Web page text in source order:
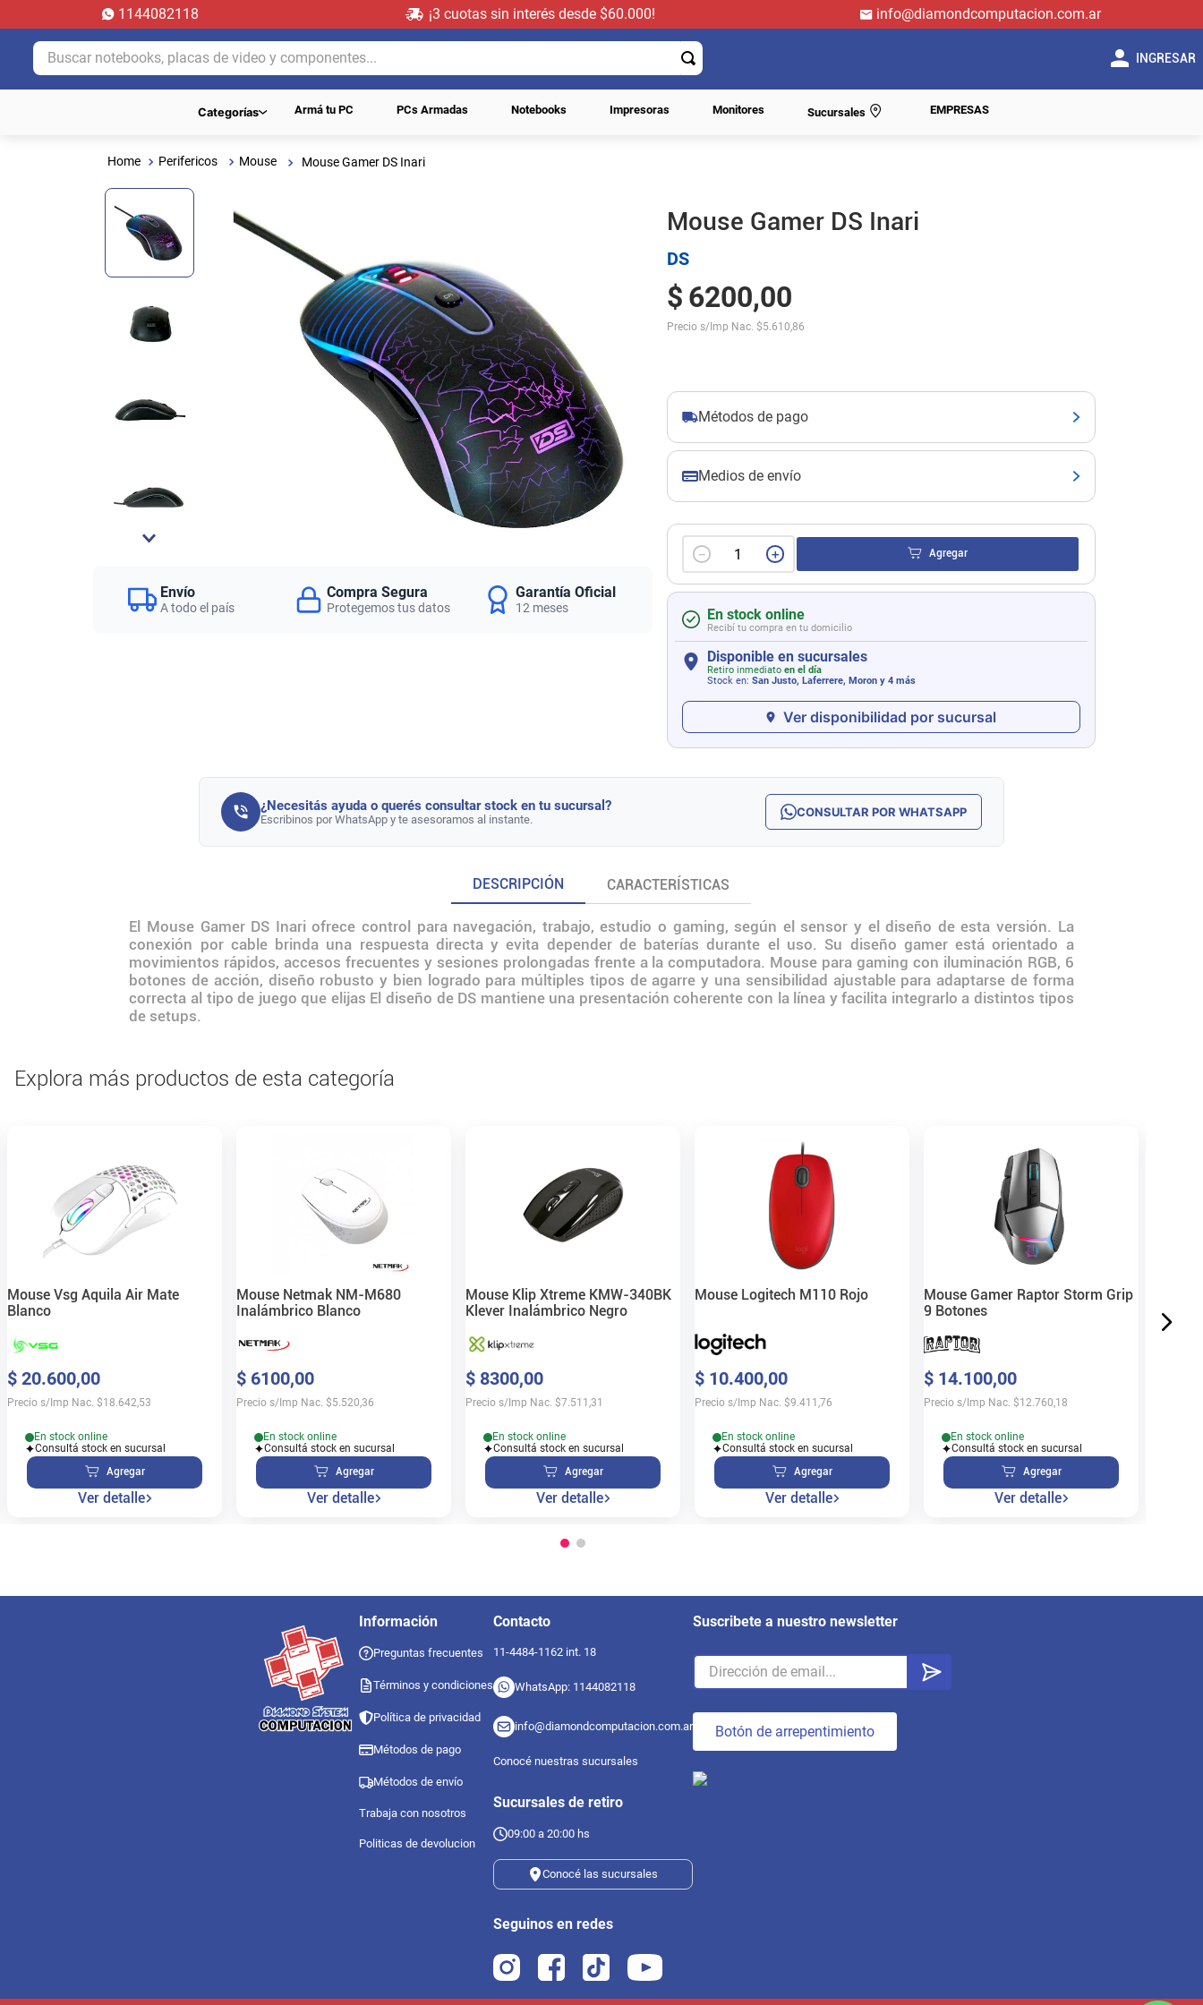
1144082118 ¡3 cuotas sin interés desde $60.000!
info@diamondcomputacion.com.ar
Buscar notebooks, placas de video y componentes...
INGRESAR
Categorías Armá tu PC PCs Armadas Notebooks Impresoras Monitores Sucursales EMPRESAS
Perifericos Mouse Mouse Gamer DS Inari
Envío
A todo el país
Compra Segura
Protegemos tus datos
Garantía Oficial
12 meses
Mouse Gamer DS Inari
DS
$ 6200,00
Precio s/Imp Nac. $5.610,86
Métodos de pago
Medios de envío
＋
－ Agregar
En stock online
Recibí tu compra en tu domicilio
Disponible en sucursales
Retiro inmediato en el día
Stock en: San Justo, Laferrere, Morony 4 más
Ver disponibilidad por sucursal
¿Necesitás ayuda o querés consultar stock en tu sucursal?
Escribinos por WhatsApp y te asesoramos al instante. CONSULTAR POR WHATSAPP
DESCRIPCIÓN CARACTERÍSTICAS
El Mouse Gamer DS Inari ofrece control para navegación, trabajo, estudio o gaming, según el sensor y el diseño de esta versión. La
conexión por cable brinda una respuesta directa y evita depender de baterías durante el uso. Su diseño gamer está orientado a
movimientos rápidos, accesos frecuentes y sesiones prolongadas frente a la computadora. Mouse para gaming con iluminación RGB, 6
botones de acción, diseño robusto y bien logrado para múltiples tipos de agarre y una sensibilidad ajustable para adaptarse de forma
correcta al tipo de juego que elijas El diseño de DS mantiene una presentación coherente con la línea y facilita integrarlo a distintos tipos
de setups.
Explora más productos de esta categoría
Mouse Vsg Aquila Air Mate
Blanco
$ 20.600,00
Precio s/Imp Nac. $18.642,53
En stock online
Consultá stock en sucursal
Agregar
Ver detalle
Mouse Netmak NM-M680
Inalámbrico Blanco
$ 6100,00
Precio s/Imp Nac. $5.520,36
En stock online
Consultá stock en sucursal
Agregar
Ver detalle
Mouse Klip Xtreme KMW-340BK
Klever Inalámbrico Negro
$ 8300,00
Precio s/Imp Nac. $7.511,31
En stock online
Consultá stock en sucursal
Agregar
Ver detalle
Mouse Logitech M110 Rojo
$ 10.400,00
Precio s/Imp Nac. $9.411,76
En stock online
Consultá stock en sucursal
Agregar
Ver detalle
Mouse Gamer Raptor Storm Grip
9 Botones
$ 14.100,00
Precio s/Imp Nac. $12.760,18
En stock online
Consultá stock en sucursal
Agregar
Ver detalle
Información
Preguntas frecuentes
Términos y condiciones
Política de privacidad
Métodos de pago
Métodos de envío
Trabaja con nosotros
Politicas de devolucion
Contacto
11-4484-1162 int. 18
WhatsApp: 1144082118
info@diamondcomputacion.com.ar
Conocé nuestras sucursales
Sucursales de retiro
09:00 a 20:00 hs
Conocé las sucursales
Seguinos en redes
Suscribete a nuestro newsletter
Botón de arrepentimiento